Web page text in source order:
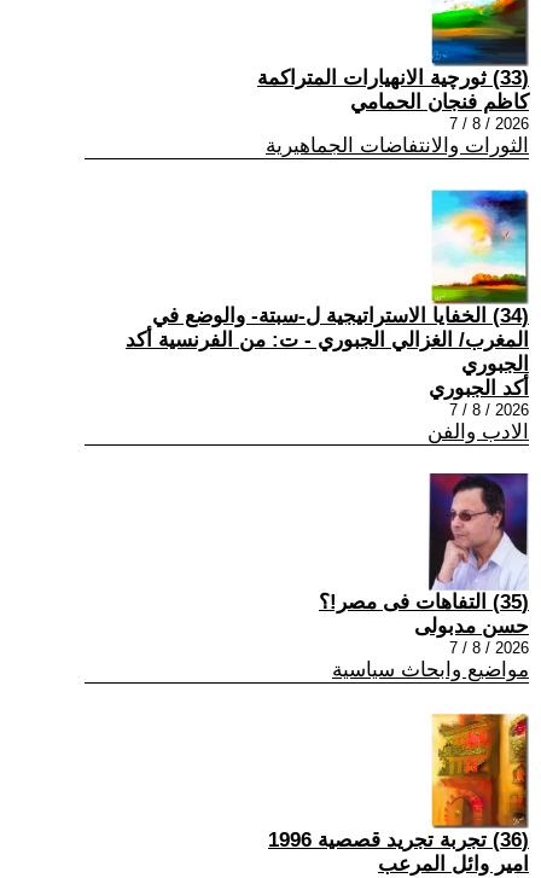
(33) ثورچية الانهيارات المتراكمة
كاظم فنجان الحمامي
2026 / 8 / 7
الثورات والانتفاضات الجماهيرية
(34) الخفايا الاستراتيجية ل-سبتة- والوضع في
المغرب/ الغزالي الجبوري - ت: من الفرنسية أكد
الجبوري
أكد الجبوري
2026 / 8 / 7
الادب والفن
(35) التفاهات فى مصر!؟
حسن مدبولى
2026 / 8 / 7
مواضيع وابحاث سياسية
(36) تجربة تجريد قصصية 1996
امير وائل المرعب